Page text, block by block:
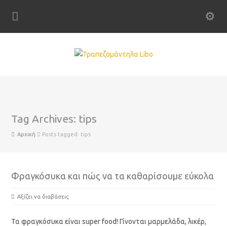
Tag Archives: tips
Αρχική Posts tagged: tips
Φραγκόσυκα και πώς να τα καθαρίσουμε εύκολα
Αξίζει να διαβάσεις
Τα φραγκόσυκα είναι super food! Γίνονται μαρμελάδα, λικέρ,